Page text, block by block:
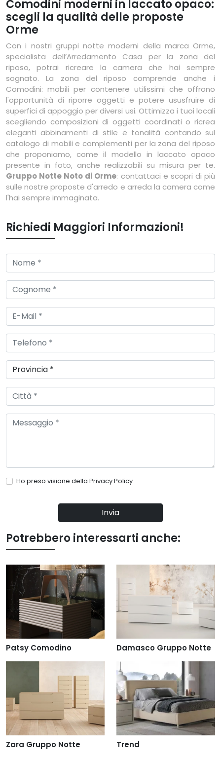
Comodini moderni in laccato opaco:
scegli la qualità delle proposte
Orme
Con i nostri gruppi notte moderni della marca Orme,
specialista dell’Arredamento Casa per la zona del
riposo, potrai ricreare la camera che hai sempre
sognato. La zona del riposo comprende anche i
Comodini: mobili per contenere utilissimi che offrono
l'opportunità di riporre oggetti e potere ususfruire di
superfici di appoggio per diversi usi. Ottimizza i tuoi locali
scegliendo composizioni di oggetti coordinati o ricrea
eleganti abbinamenti di stile e tonalità contando sul
catalogo di mobili e complementi per la zona del riposo
che proponiamo, come il modello in laccato opaco
presente in foto, anche realizzabili su misura per te.
Gruppo Notte Noto di Orme: contattaci e scopri di più
sulle nostre proposte d'arredo e arreda la camera come
l'hai sempre immaginata.
Richiedi Maggiori Informazioni!
Ho preso visione della Privacy Policy
Invia
Potrebbero interessarti anche:
Patsy Comodino Damasco Gruppo Notte
Zara Gruppo Notte Trend